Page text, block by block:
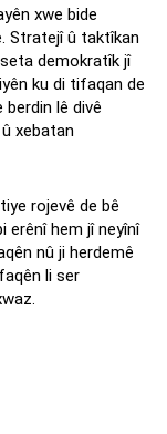
xwe bide
Stratejî û taktîkan
demokratîk jî
ku di tifaqan de
lê divê
xebatan
rojevê de bê
erênî hem jî neyînî
nû ji herdemê
li ser